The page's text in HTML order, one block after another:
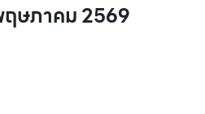
ษภาคม 2569